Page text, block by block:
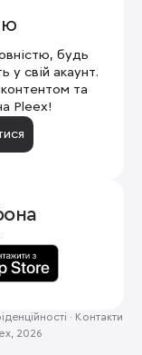
будь
у свій акаунт.
та
Pleex!
· Контакти
2026